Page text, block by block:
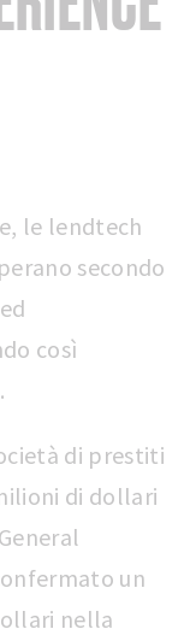
le lendtech
secondo
così
di prestiti
di dollari
un
nella